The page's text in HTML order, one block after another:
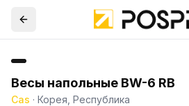
Весы напольные BW-6 RB
Cas · Корея, Республика